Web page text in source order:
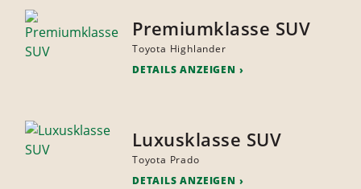
Premiumklasse SUV
Toyota Highlander
DETAILS ANZEIGEN
Luxusklasse SUV
Toyota Prado
DETAILS ANZEIGEN